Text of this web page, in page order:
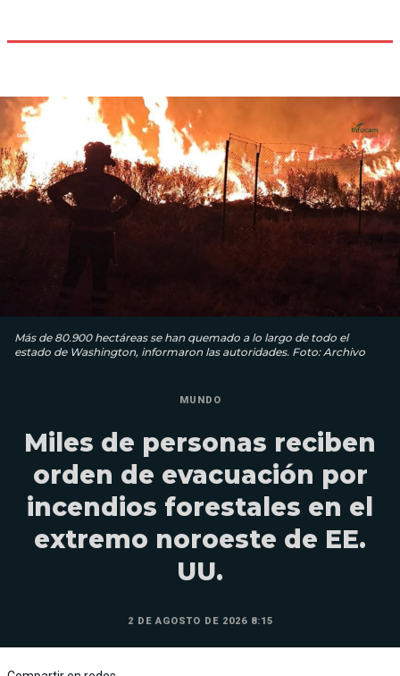
Más de 80.900 hectáreas se han quemado a lo largo de todo el
estado de Washington, informaron las autoridades. Foto: Archivo
MUNDO
Miles de personas reciben
orden de evacuación por
incendios forestales en el
extremo noroeste de EE.
UU.
2 DE AGOSTO DE 2026 8:15